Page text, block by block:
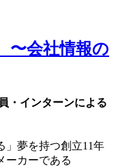
会社情報の
・インターンによる
」夢を持つ創立11年
ーカーである